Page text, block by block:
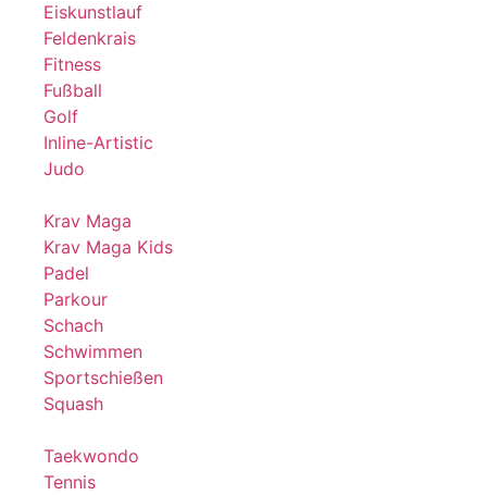
Eiskunstlauf
Feldenkrais
Fitness
Fußball
Golf
Inline-Artistic
Judo
Krav Maga
Krav Maga Kids
Padel
Parkour
Schach
Schwimmen
Sportschießen
Squash
Taekwondo
Tennis